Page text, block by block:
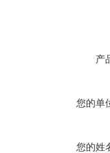
产
您的单
您的姓